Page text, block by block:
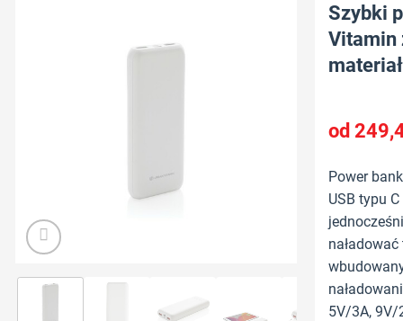
Szybki
Vitamin
Power
USB typu
5V/3A, 9V/